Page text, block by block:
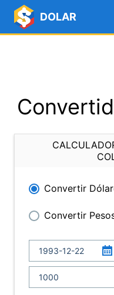
DOLAR
Convertir
Convertir